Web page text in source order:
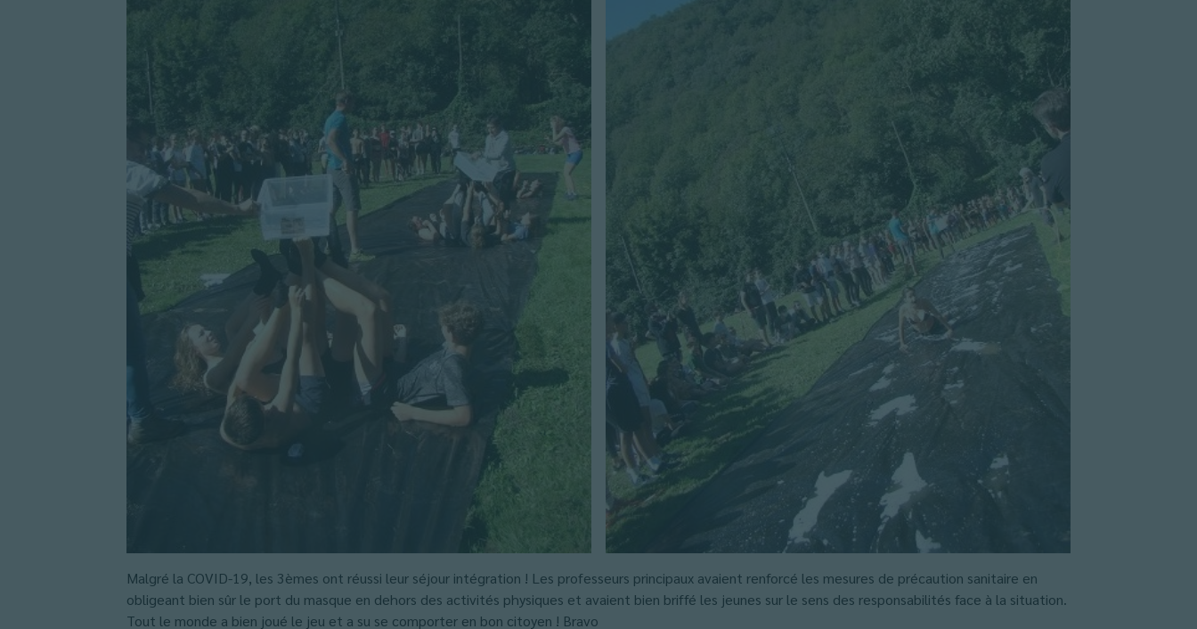
Malgré la COVID-19, les 3èmes ont réussi leur séjour intégration ! Les professeurs principaux avaient renforcé les mesures de précaution sanitaire en
obligeant bien sûr le port du masque en dehors des activités physiques et avaient bien briffé les jeunes sur le sens des responsabilités face à la situation.
Tout le monde a bien joué le jeu et a su se comporter en bon citoyen ! Bravo